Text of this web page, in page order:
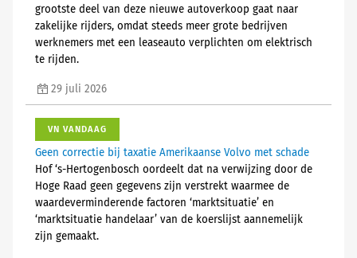
grootste deel van deze nieuwe autoverkoop gaat naar
zakelijke rijders, omdat steeds meer grote bedrijven
werknemers met een leaseauto verplichten om elektrisch
te rijden.
29 juli 2026
VN VANDAAG
Geen correctie bij taxatie Amerikaanse Volvo met schade
Hof ‘s-Hertogenbosch oordeelt dat na verwijzing door de
Hoge Raad geen gegevens zijn verstrekt waarmee de
waardeverminderende factoren ‘marktsituatie’ en
‘marktsituatie handelaar’ van de koerslijst aannemelijk
zijn gemaakt.